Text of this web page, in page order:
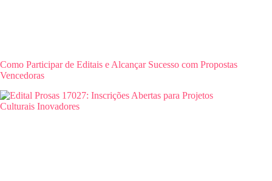
Como Participar de Editais e Alcançar Sucesso com Propostas
Vencedoras